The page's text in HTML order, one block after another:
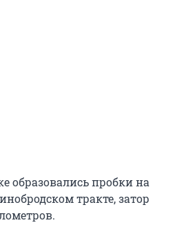
образовались пробки на
тракте, затор